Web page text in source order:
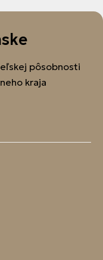
pôsobnosti
kraja